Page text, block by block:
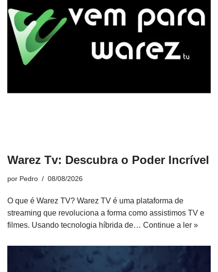
Warez Tv: Descubra o Poder Incrível
por Pedro 08/08/2026
O que é Warez TV? Warez TV é uma plataforma de
streaming que revoluciona a forma como assistimos TV e
filmes. Usando tecnologia híbrida de… Continue a ler »